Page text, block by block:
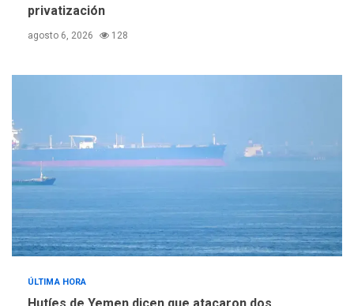
privatización
agosto 6, 2026 128
ÚLTIMA HORA